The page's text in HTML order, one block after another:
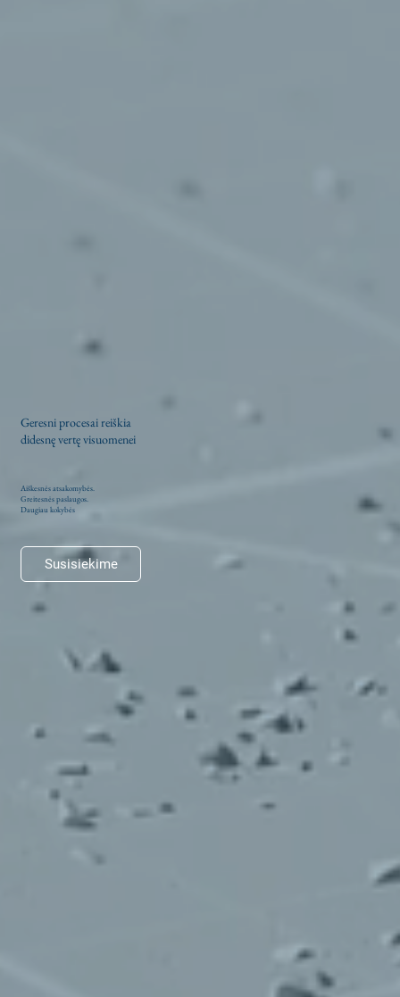
Geresni procesai reiškia
didesnę vertę visuomenei
Aiškesnės atsakomybės.
Greitesnės paslaugos.
Daugiau kokybės
Susisiekime